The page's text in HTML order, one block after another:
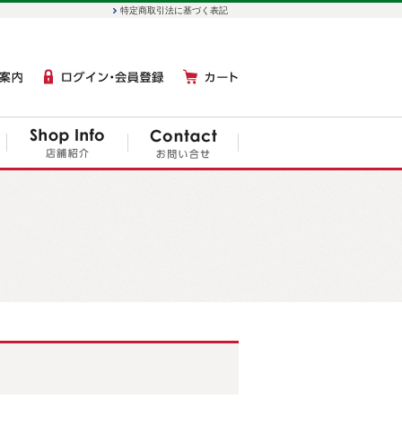
特定商取引法に基づく表記